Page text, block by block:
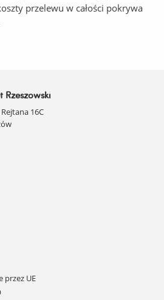
przelewu w całości pokrywa
Rzeszowski
16C
przez UE